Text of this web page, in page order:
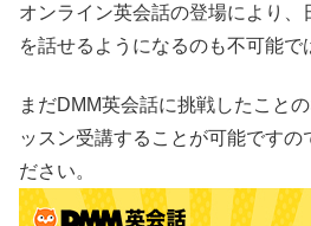
オンライン英会話の登場により
を話せるようになるのも不可能で
まだDMM英会話に挑戦したこと
ッスン受講することが可能ですの
ださい。